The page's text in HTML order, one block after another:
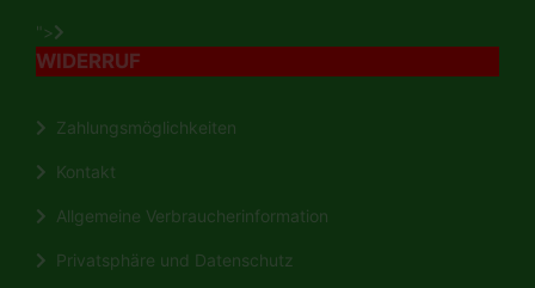
">
WIDERRUF
Zahlungsmöglichkeiten
Kontakt
Allgemeine Verbraucherinformation
Privatsphäre und Datenschutz